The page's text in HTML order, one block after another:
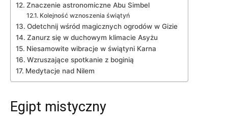
Znaczenie ​astronomiczne Abu ⁢Simbel
Kolejność ⁣wznoszenia świątyń
Odetchnij wśród magicznych⁤ ogrodów⁤ w Gizie
Zanurz się w duchowym klimacie ‍Asyżu
Niesamowite wibracje w świątyni Karna
Wzruszające spotkanie z boginią
Medytacje nad Nilem
Egipt mistyczny